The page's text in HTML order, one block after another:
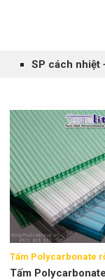
SP cách nhiệt
Tấm Polycarbonate
Tấm